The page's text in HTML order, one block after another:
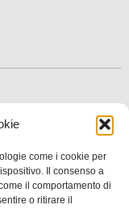
come i cookie per
Il consenso a
il comportamento di
o ritirare il